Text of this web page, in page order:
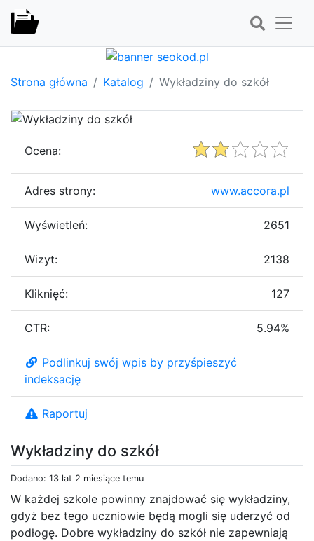
Strona główna Katalog Wykładziny do szkół
Wykładziny do szkół
Dodano: 13 lat 2 miesiące temu
W każdej szkole powinny znajdować się wykładziny,
gdyż bez tego uczniowie będą mogli się uderzyć od
podłogę. Dobre wykładziny do szkół nie zapewniają
Ocena:
Adres strony: www.accora.pl
Wyświetleń: 2651
Wizyt: 2138
Kliknięć: 127
CTR: 5.94%
Podlinkuj swój wpis by przyśpieszyć
indeksację
Raportuj